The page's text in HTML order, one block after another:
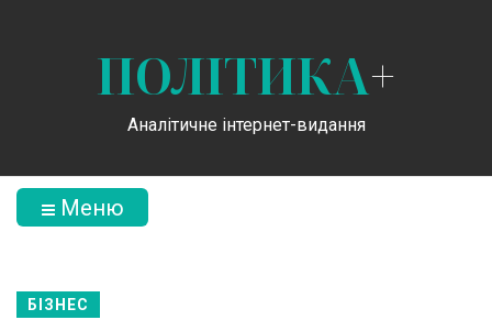
ПОЛІТИКА+
Аналітичне інтернет-видання
Меню
БІЗНЕС